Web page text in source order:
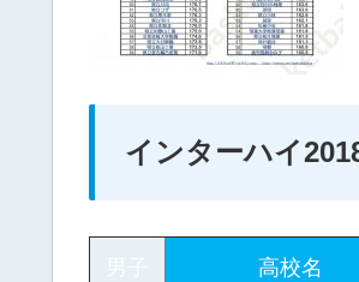
インターハイ
高校名